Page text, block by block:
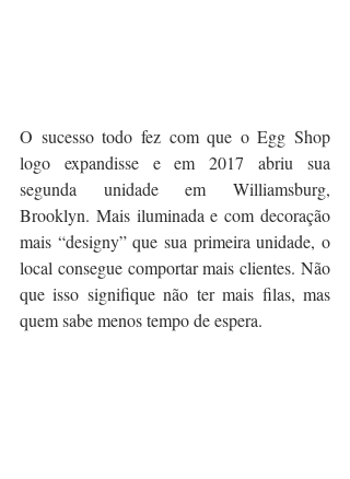
O sucesso todo fez com que o Egg Shop
logo expandisse e em 2017 abriu sua
segunda unidade em Williamsburg,
Brooklyn. Mais iluminada e com decoração
mais “designy” que sua primeira unidade, o
local consegue comportar mais clientes. Não
que isso signifique não ter mais filas, mas
quem sabe menos tempo de espera.